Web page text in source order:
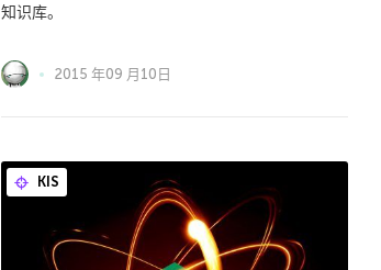
知识库。
2015 年09 月10日
KIS